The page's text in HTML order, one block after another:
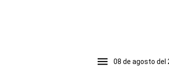
08 de agosto del